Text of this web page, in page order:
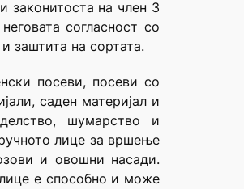
законитоста на член 3
согласност со
заштита на сортата.
посеви, посеви со
саден материјал и
шумарство и
лице за вршење
и овошни насади.
е способно и може